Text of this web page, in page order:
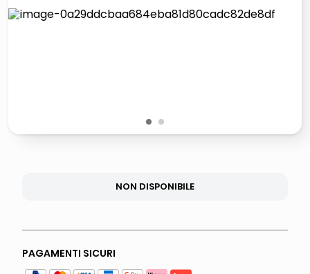
1 2
NON DISPONIBILE
PAGAMENTI SICURI